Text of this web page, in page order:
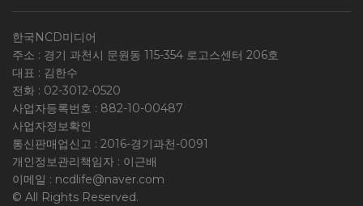
한국NCD미디어
주소 : 경기 과천시 문원동 115-354 로고스센터 206호
대표 : 김한수
전화 : 02-3012-0520
사업자등록번호 : 882-10-00487
사업자정보확인
통신판매업신고 : 2016-경기과천-0091
개인정보관리책임자 : 이근배
이메일 : ncdlife@naver.com
© All Rights Reserved.